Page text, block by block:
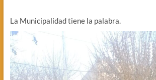
La Municipalidad tiene la palabra.